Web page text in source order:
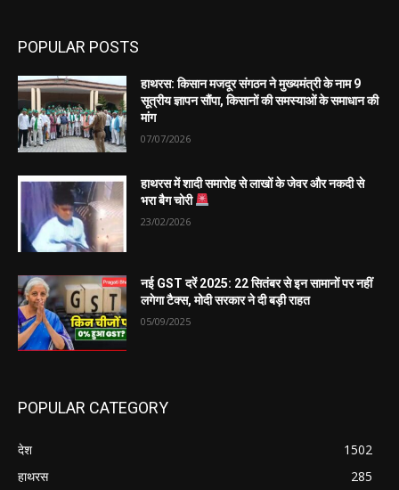
POPULAR POSTS
हाथरस: किसान मजदूर संगठन ने मुख्यमंत्री के नाम 9
सूत्रीय ज्ञापन सौंपा, किसानों की समस्याओं के समाधान की
मांग
07/07/2026
हाथरस में शादी समारोह से लाखों के जेवर और नकदी से
भरा बैग चोरी
23/02/2026
नई GST दरें 2025: 22 सितंबर से इन सामानों पर नहीं
लगेगा टैक्स, मोदी सरकार ने दी बड़ी राहत
05/09/2025
POPULAR CATEGORY
देश
1502
हाथरस
285